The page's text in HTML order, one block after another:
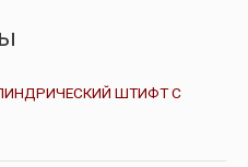
ШТИФТ С